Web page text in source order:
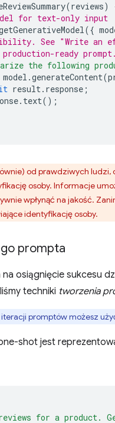
(reviews)
for text-only input
({
See "Write an
ready prompt.
the following
model .generateContent(
result. response ;
. text();
od prawdziwych
osoby. Informacje
wpłynąć na jakość.
identyfikację osoby.
prompta
osiągnięcie sukcesu
techniki tworzenia
promptów możesz
shot jest
for a product.